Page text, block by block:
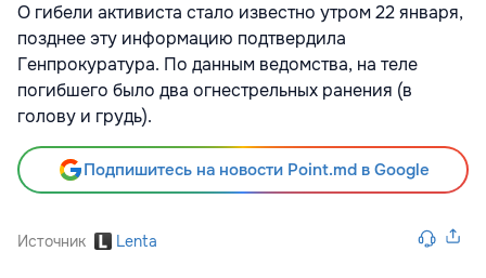
О гибели активиста стало известно утром 22 января,
позднее эту информацию подтвердила
Генпрокуратура. По данным ведомства, на теле
погибшего было два огнестрельных ранения (в
голову и грудь).
Подпишитесь на новости Point.md в Google
Источник Lenta